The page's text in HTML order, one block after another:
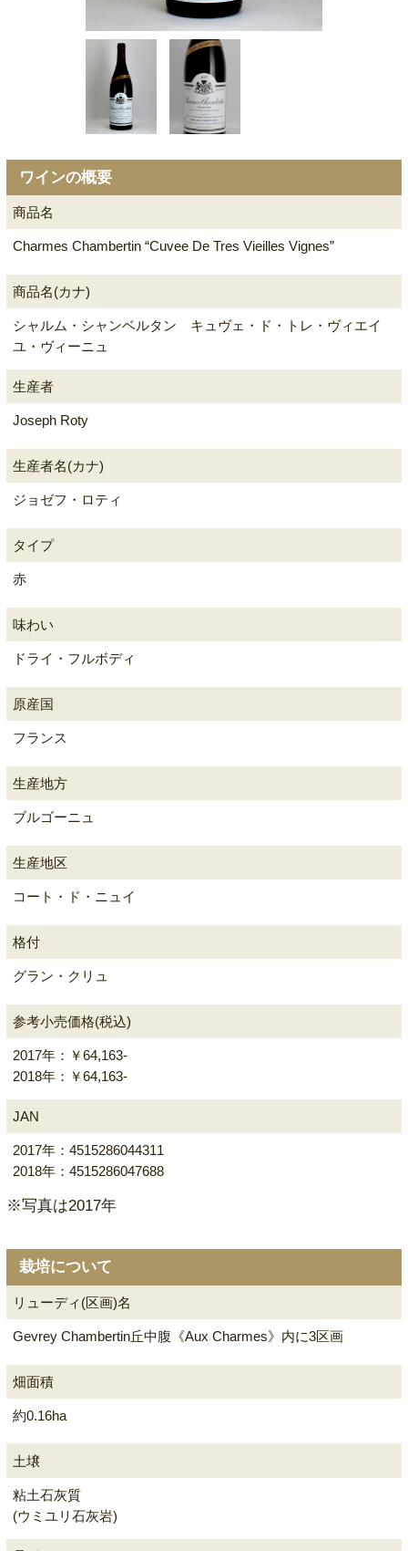
ワインの概要
商品名
Charmes Chambertin “Cuvee De Tres Vieilles Vignes”
商品名(カナ)
シャルム・シャンベルタン キュヴェ・ド・トレ・ヴィエイ
ユ・ヴィーニュ
生産者
Joseph Roty
生産者名(カナ)
ジョゼフ・ロティ
タイプ
赤
味わい
ドライ・フルボディ
原産国
フランス
生産地方
ブルゴーニュ
生産地区
コート・ド・ニュイ
格付
グラン・クリュ
参考小売価格(税込)
2017年：￥64,163-
2018年：￥64,163-
JAN
2017年：4515286044311
2018年：4515286047688
※写真は2017年
栽培について
リューディ(区画)名
Gevrey Chambertin丘中腹《Aux Charmes》内に3区画
畑面積
約0.16ha
土壌
粘土石灰質
(ウミユリ石灰岩)